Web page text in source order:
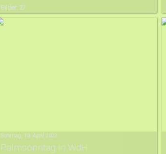
Bilder: 27
Sonntag, 10. April 2022
Palmsonntag in WdH